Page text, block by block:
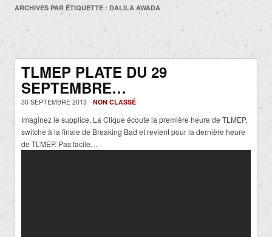
ARCHIVES PAR ÉTIQUETTE : DALILA AWADA
TLMEP PLATE DU 29
SEPTEMBRE…
30 SEPTEMBRE 2013 - NON CLASSÉ
Imaginez le supplice. La Clique écoute la première heure de TLMEP,
switche à la finale de Breaking Bad et revient pour la dernière heure
de TLMEP. Pas facile…